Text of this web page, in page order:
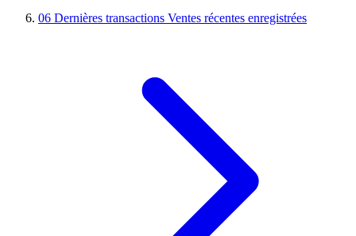
06 Dernières transactions Ventes récentes enregistrées